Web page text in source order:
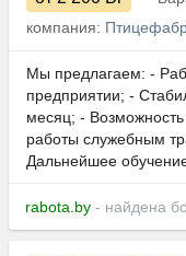
компания:
Мы предлагаем: -
предприятии; -
месяц; -
работы служебным
Дальнейшее
rabota.by - найдена